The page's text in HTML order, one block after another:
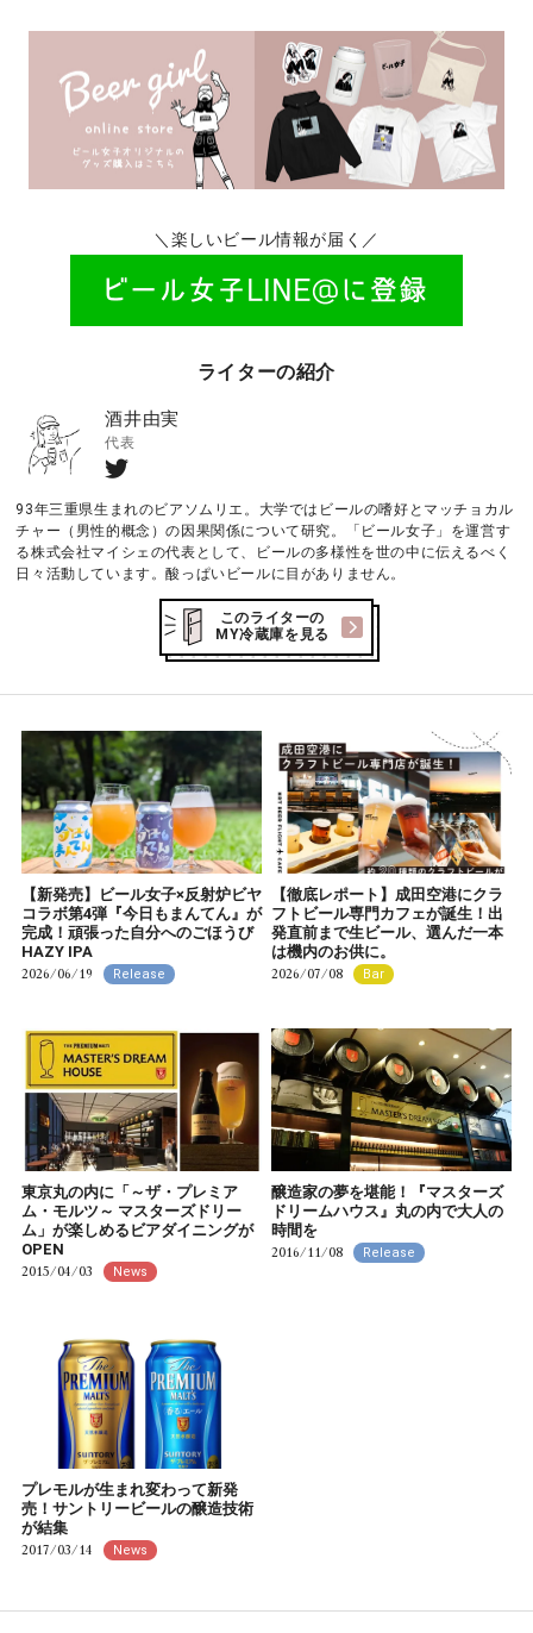
＼楽しいビール情報が届く／
ライターの紹介
酒井由実
代表
93年三重県生まれのビアソムリエ。大学ではビールの嗜好とマッチョカル
チャー（男性的概念）の因果関係について研究。「ビール女子」を運営す
る株式会社マイシェの代表として、ビールの多様性を世の中に伝えるべく
日々活動しています。酸っぱいビールに目がありません。
このライターの
MY冷蔵庫を見る
【新発売】ビール女子×反射炉ビヤ
コラボ第4弾『今日もまんてん』が
完成！頑張った自分へのごほうび
HAZY IPA
2026/06/19 Release
【徹底レポート】成田空港にクラ
フトビール専門カフェが誕生！出
発直前まで生ビール、選んだ一本
は機内のお供に。
2026/07/08 Bar
東京丸の内に「～ザ・プレミア
ム・モルツ～ マスターズドリー
ム」が楽しめるビアダイニングが
OPEN
2015/04/03 News
醸造家の夢を堪能！『マスターズ
ドリームハウス』丸の内で大人の
時間を
2016/11/08 Release
プレモルが生まれ変わって新発
売！サントリービールの醸造技術
が結集
2017/03/14 News